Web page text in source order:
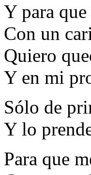
Y para
Con un
Quiero
Y en mi
Sólo de
Y lo
Para que